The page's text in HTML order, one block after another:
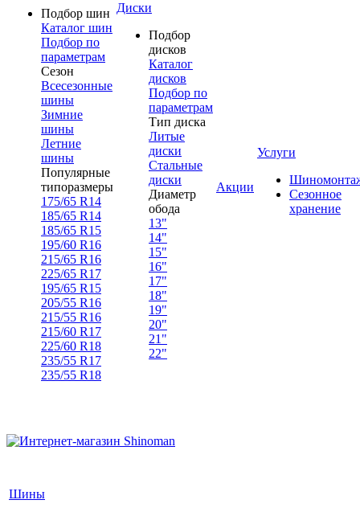
Подбор шин
Каталог шин
Подбор по
параметрам
Сезон
Всесезонные
шины
Зимние
шины
Летние
шины
Популярные
типоразмеры
175/65 R14
185/65 R14
185/65 R15
195/60 R16
215/65 R16
225/65 R17
195/65 R15
205/55 R16
215/55 R16
215/60 R17
225/60 R18
235/55 R17
235/55 R18
Диски
Подбор
дисков
Каталог
дисков
Подбор по
параметрам
Тип диска
Литые
диски
Стальные
диски
Диаметр
обода
13"
14"
15"
16"
17"
18"
19"
20"
21"
22"
Акции
Услуги
Сезонное
хранение
Шины